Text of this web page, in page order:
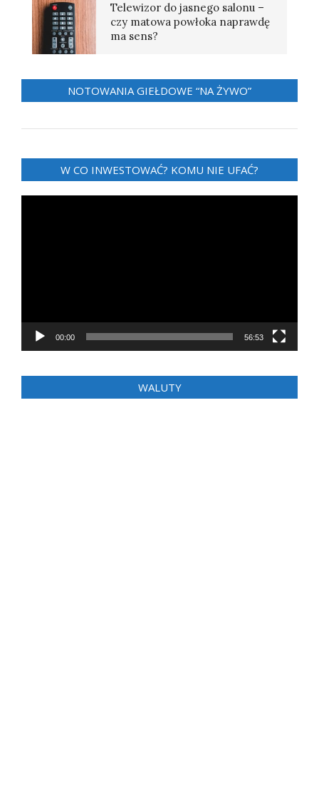
Telewizor do jasnego salonu –
czy matowa powłoka naprawdę
ma sens?
NOTOWANIA GIEŁDOWE “NA ŻYWO”
W CO INWESTOWAĆ? KOMU NIE UFAĆ?
00:00 56:53
WALUTY